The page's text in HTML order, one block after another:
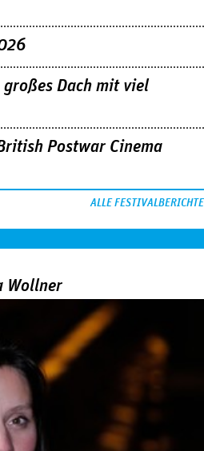
großes Dach mit viel
Postwar Cinema
ALLE FESTIVALBERICHTE
Wollner